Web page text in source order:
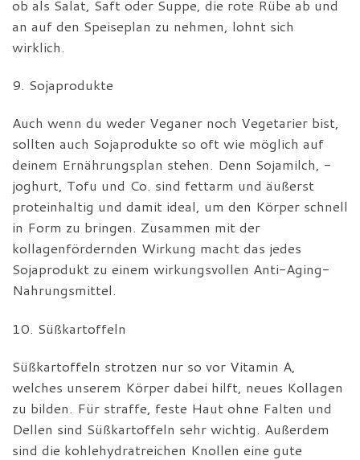
ob als Salat, Saft oder Suppe, die rote Rübe ab und
an auf den Speiseplan zu nehmen, lohnt sich
wirklich.
9. Sojaprodukte
Auch wenn du weder Veganer noch Vegetarier bist,
sollten auch Sojaprodukte so oft wie möglich auf
deinem Ernährungsplan stehen. Denn Sojamilch, -
joghurt, Tofu und Co. sind fettarm und äußerst
proteinhaltig und damit ideal, um den Körper schnell
in Form zu bringen. Zusammen mit der
kollagenfördernden Wirkung macht das jedes
Sojaprodukt zu einem wirkungsvollen Anti-Aging-
Nahrungsmittel.
10. Süßkartoffeln
Süßkartoffeln strotzen nur so vor Vitamin A,
welches unserem Körper dabei hilft, neues Kollagen
zu bilden. Für straffe, feste Haut ohne Falten und
Dellen sind Süßkartoffeln sehr wichtig. Außerdem
sind die kohlehydratreichen Knollen eine gute